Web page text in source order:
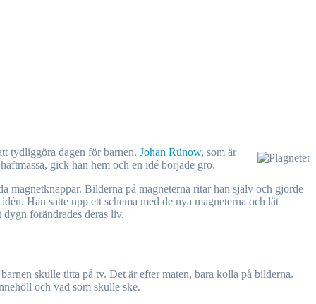
tydliggöra dagen för barnen. Johan Rünow, som är
gick han hem och en idé började gro.
magnetknappar. Bilderna på magneterna ritar han själv och gjorde
Han satte upp ett schema med de nya magneterna och lät
förändrades deras liv.
skulle titta på tv. Det är efter maten, bara kolla på bilderna.
och vad som skulle ske.